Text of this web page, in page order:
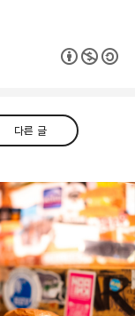
다른 글
라인 트위터